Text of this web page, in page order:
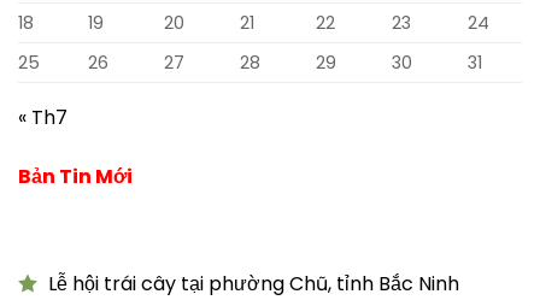
18
19 20 21 22 23
24
25
26 27 28 29 30 31
« Th7
Bản Tin Mới
Lễ hội trái cây tại phường Chũ, tỉnh Bắc Ninh